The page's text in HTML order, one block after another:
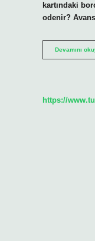
kartındaki
odenir?
Devamını
https://